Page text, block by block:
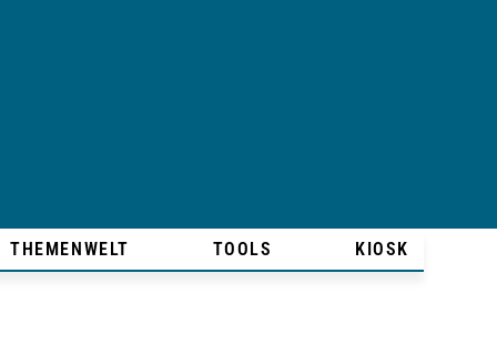
THEMENWELT TOOLS KIOSK